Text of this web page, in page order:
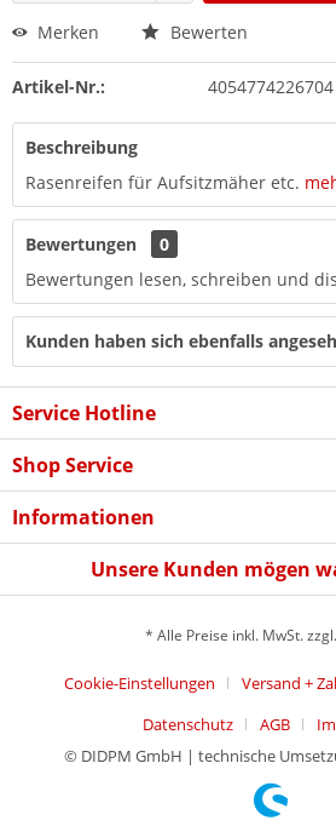
Merken Bewerten
Artikel-Nr.: 4054774226704
Beschreibung
Rasenreifen für Aufsitzmäher etc.
Bewertungen
0
Bewertungen lesen, schreiben und
Kunden haben sich ebenfalls
Service Hotline
Shop Service
Informationen
Unsere Kunden mögen
* Alle Preise inkl. MwSt. zzgl.
Cookie-Einstellungen Versand +
Datenschutz
AGB
© DIDPM GmbH | technische